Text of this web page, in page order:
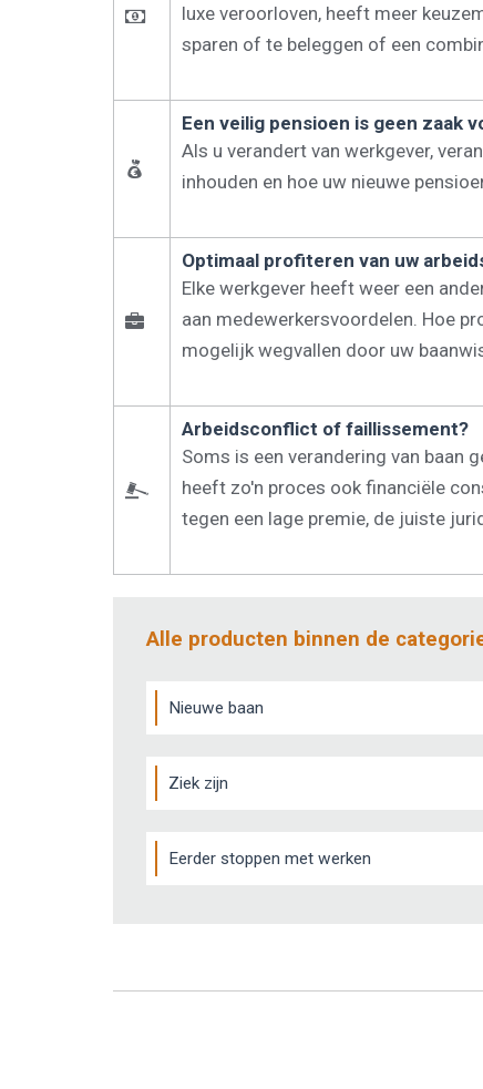
luxe veroorloven, heeft meer
sparen of te beleggen of een
Een veilig pensioen is geen zaak
Als u verandert van werkgever,
inhouden en hoe uw nieuwe
Optimaal profiteren van uw
Elke werkgever heeft weer een
aan medewerkersvoordelen. Hoe
mogelijk wegvallen door uw
Arbeidsconflict of faillissement?
Soms is een verandering van baan
heeft zo'n proces ook financiële
tegen een lage premie, de juiste
Alle producten binnen de
Nieuwe baan
Ziek zijn
Eerder stoppen met werken